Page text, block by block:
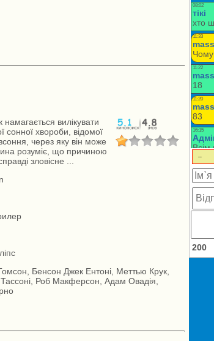
вилікувати
сонної хвороби, відомої
через яку він може
розуміє, що причиною
зловісне ...
Бенсон Джек Ентоні, Меттью Крук,
Тассоні, Роб Макферсон, Адам Овадія,
200